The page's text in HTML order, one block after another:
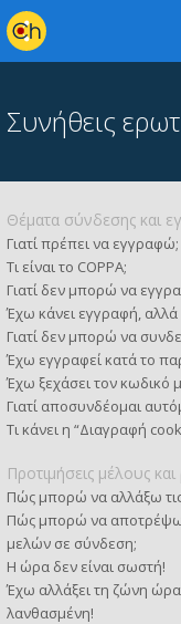
Συνήθεις
Θέματα σύνδεσης και
Γιατί πρέπει να εγγραφώ;
Τι είναι το COPPA;
Γιατί δεν μπορώ να
Έχω κάνει εγγραφή,
Γιατί δεν μπορώ να
Έχω εγγραφεί κατά το
Έχω ξεχάσει τον κωδικό
Γιατί αποσυνδέομαι
Τι κάνει η “Διαγραφή
Προτιμήσεις μέλους και
Πώς μπορώ να αλλάξω
Πώς μπορώ να αποτρέψω
μελών σε σύνδεση;
Η ώρα δεν είναι σωστή!
Έχω αλλάξει τη ζώνη
λανθασμένη!